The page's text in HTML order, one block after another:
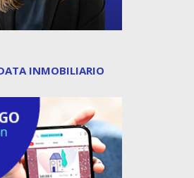
INMOBILIARIO